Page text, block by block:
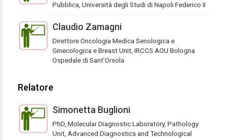
Pubblica, Università degli Studi di Napoli Federico II
Claudio Zamagni
Direttore Oncologia Medica Senologica e
Ginecologica e Breast Unit, IRCCS AOU Bologna
Ospedale di Sant’Orsola
Relatore
Simonetta Buglioni
PhD, Molecular Diagnostic Laboratory, Pathology
Unit, Advanced Diagnostics and Technological